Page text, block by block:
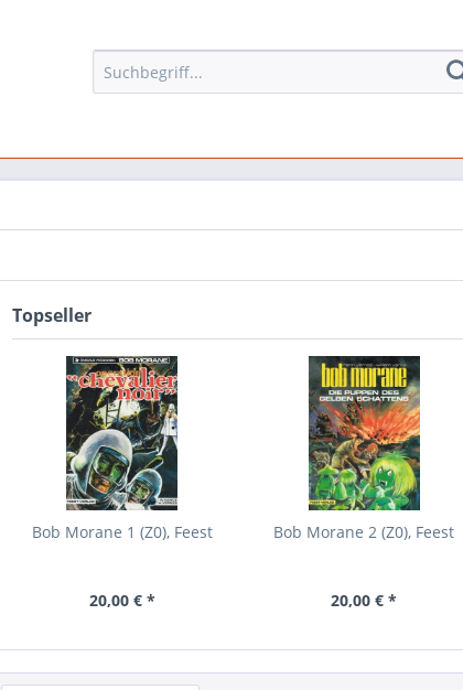
Topseller
Bob Morane 1 (Z0), Feest
20,00 € *
Bob Morane 2 (Z0), Feest
20,00 € *